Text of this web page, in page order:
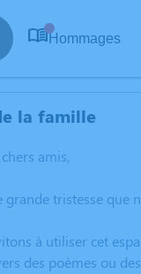
Hommages
la famille
amis,
grande tristesse
à utiliser cet
des poèmes ou